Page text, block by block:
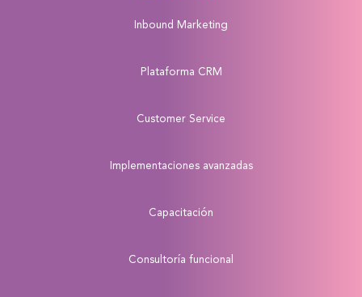
Inbound Marketing
Plataforma CRM
Customer Service
Implementaciones avanzadas
Capacitación
Consultoría funcional